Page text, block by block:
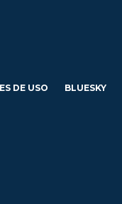
DE USO BLUESKY